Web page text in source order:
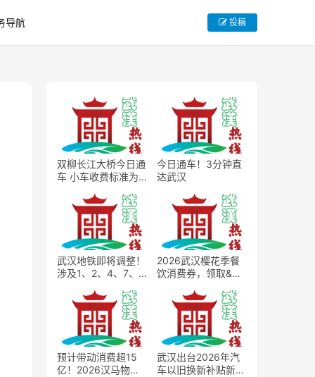
导航 投稿
双柳长江大桥今日通
车 小车收费标准为
今日通车！3分钟直
达武汉
武汉地铁即将调整！
涉及1、2、4、7、8
2026武汉樱花季餐
饮消费券，领取&使
预计带动消费超15
亿！2026汉马物资
武汉出台2026年汽
车以旧换新补贴新